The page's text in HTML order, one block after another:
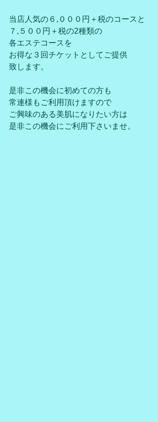
当店人気の６,０００円＋税のコースと
７,５００円＋税の2種類の
各エステコースを
お得な３回チケットとしてご提供
致します。
是非この機会に初めての方も
常連様もご利用頂けますので
ご興味のある美肌になりたい方は
是非この機会にご利用下さいませ。